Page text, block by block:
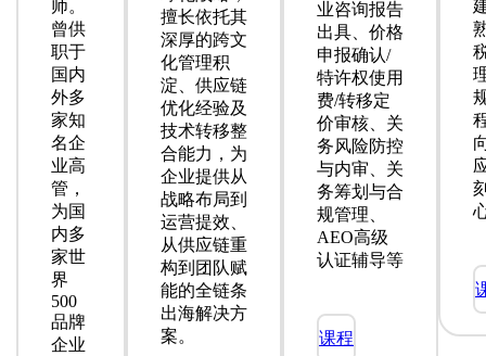
师。
曾供
职于
国内
外多
家知
名企
业高
管，
为国
内多
家世
界
500
品牌
企业
擅长依托其
深厚的跨文
化管理积
淀、供应链
优化经验及
技术转移整
合能力，为
企业提供从
战略布局到
运营提效、
从供应链重
构到团队赋
能的全链条
出海解决方
案。
业咨询报告
出具、价格
申报确认/
特许权使用
费/转移定
价审核、关
务风险防控
与内审、关
务筹划与合
规管理、
AEO高级
认证辅导等
简介 →
课程